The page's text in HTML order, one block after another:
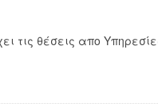
τις θέσεις απο